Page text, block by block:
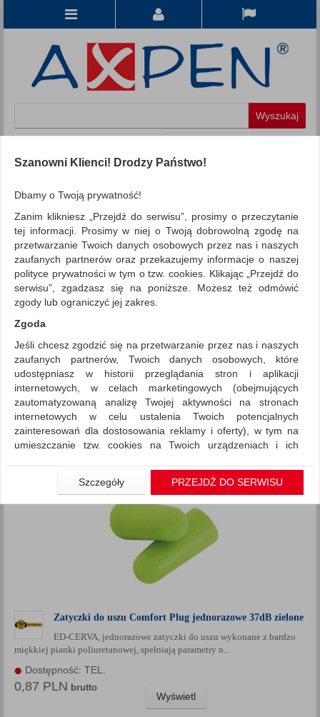
WSZYSTKIE KATEGORIE
FILTRY
Więcej
REKLAMA
AKTUALNOŚCI
Ochrona indywidualna Zatyczki
ZNALEZIONYCH PRODUKTÓW: 3 Porównaj (0)
Sortuj po Standardowe
Siatka Lista
Zatyczki do uszu Comfort Plug jednorazowe 37dB zielone
ED-CERVA, jednorazowe zatyczki do uszu wykonane z bardzo
miękkiej pianki poliuretanowej, spełniają parametry n...
Dostępność: TEL.
0,87 PLN brutto
Wyświetl
Szanowni Klienci! Drodzy Państwo!
Dbamy o Twoją prywatność!
Zanim klikniesz „Przejdź do serwisu”, prosimy o przeczytanie
tej informacji. Prosimy w niej o Twoją dobrowolną zgodę na
przetwarzanie Twoich danych osobowych przez nas i naszych
zaufanych partnerów oraz przekazujemy informacje o naszej
polityce prywatności w tym o tzw. cookies. Klikając „Przejdź do
serwisu”, zgadzasz się na poniższe. Możesz też odmówić
zgody lub ograniczyć jej zakres.
Zgoda
Jeśli chcesz zgodzić się na przetwarzanie przez nas i naszych
zaufanych partnerów, Twoich danych osobowych, które
udostępniasz w historii przeglądania stron i aplikacji
internetowych, w celach marketingowych (obejmujących
zautomatyzowaną analizę Twojej aktywności na stronach
internetowych w celu ustalenia Twoich potencjalnych
zainteresowań dla dostosowania reklamy i oferty), w tym na
umieszczanie tzw. cookies na Twoich urządzeniach i ich
Jeśli nie chcesz wyrazić zgody lub ograniczyć jej zakres, kliknij
„Szczegóły”, gdzie znajdziesz wszelkie informacje o tym jak to
zrobić . Te same informacje znajdziesz także na podstronie z
naszą polityką prywatności obowiązującą od 25 maja 2018.
W przypadku użytkowników zalogowanych, aby umożliwić
prawidłową realizację Umowy z Państwem i związane z tym
prawidłowe działanie naszej strony www, a w szczególności
np. wysłanie potwierdzenia zamówienia na Państwa email lub
czy cenach indywidualnych, ważna jest Państwa wcześniejsza
zgoda której udzieliliście podczas zakładania konta.
Każda Państwa zgoda jest dobrowolna i można ją w dowolnym
momencie wycofać.
Polityka prywatności (rozwiń)
Klauzula Informacyjna (rozwiń)
Szczegóły PRZEJDŹ DO SERWISU